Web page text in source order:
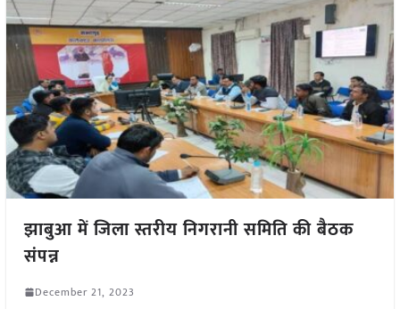
झाबुआ में जिला स्तरीय निगरानी समिति की बैठक
संपन्न
December 21, 2023